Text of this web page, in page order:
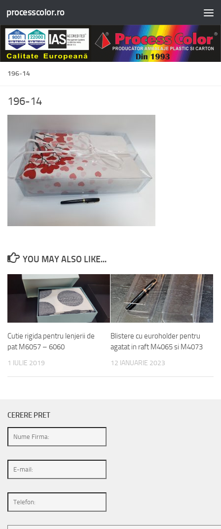
Skip to content
processcolor.ro
196-14
196-14
YOU MAY ALSO LIKE...
Cutie rigida pentru lenjerii de
pat M6057 – 6060
1 IULIE 2019
Blistere cu euroholder pentru
agatat in raft M4065 si M4073
12 IANUARIE 2023
CERERE PRET